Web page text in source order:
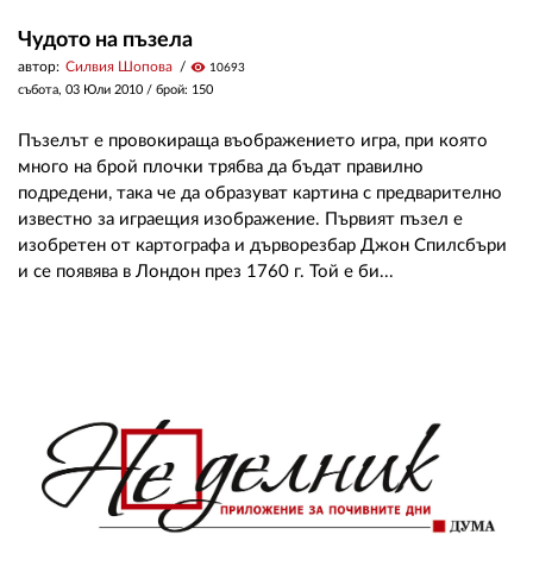
Чудото на пъзела
автор: Силвия Шопова visibility 10693
събота, 03 Юли 2010 / брой: 150
Пъзелът е провокираща въображението игра, при която
много на брой плочки трябва да бъдат правилно
подредени, така че да образуват картина с предварително
известно за играещия изображение. Първият пъзел е
изобретен от картографа и дърворезбар Джон Спилсбъри
и се появява в Лондон през 1760 г. Той е би...